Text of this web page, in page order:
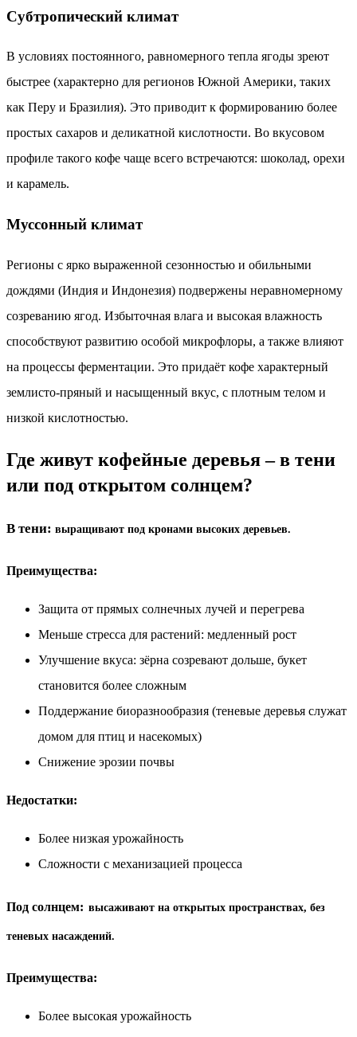
Субтропический климат
В условиях постоянного, равномерного тепла ягоды зреют
быстрее (характерно для регионов Южной Америки, таких
как Перу и Бразилия). Это приводит к формированию более
простых сахаров и деликатной кислотности. Во вкусовом
профиле такого кофе чаще всего встречаются: шоколад, орехи
и карамель.
Муссонный климат
Регионы с ярко выраженной сезонностью и обильными
дождями (Индия и Индонезия) подвержены неравномерному
созреванию ягод. Избыточная влага и высокая влажность
способствуют развитию особой микрофлоры, а также влияют
на процессы ферментации. Это придаёт кофе характерный
землисто-пряный и насыщенный вкус, с плотным телом и
низкой кислотностью.
Где живут кофейные деревья – в тени
или под открытом солнцем?
В тени: выращивают под кронами высоких деревьев.
Преимущества:
Защита от прямых солнечных лучей и перегрева
Меньше стресса для растений: медленный рост
Улучшение вкуса: зёрна созревают дольше, букет
становится более сложным
Поддержание биоразнообразия (теневые деревья служат
домом для птиц и насекомых)
Снижение эрозии почвы
Недостатки:
Более низкая урожайность
Сложности с механизацией процесса
Под солнцем: высаживают на открытых пространствах, без
теневых насаждений.
Преимущества:
Более высокая урожайность